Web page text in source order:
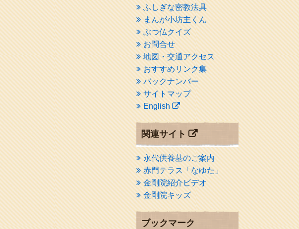
ふしぎな密教法具
まんが小坊主くん
ぶつ仏クイズ
お問合せ
地図・交通アクセス
おすすめリンク集
バックナンバー
サイトマップ
English
関連サイト
永代供養墓のご案内
赤門テラス「なゆた」
金剛院紹介ビデオ
金剛院キッズ
ブックマーク